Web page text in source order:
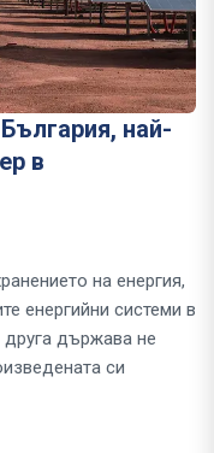
най-
в
на енергия,
енергийни системи в
държава не
си